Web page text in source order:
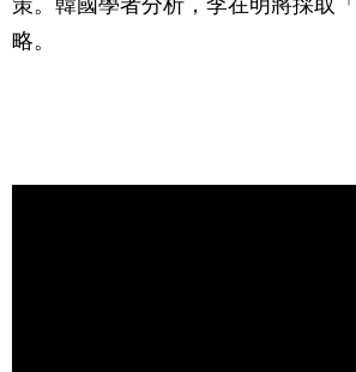
策。韓國學者分析，李在明將採取
略。